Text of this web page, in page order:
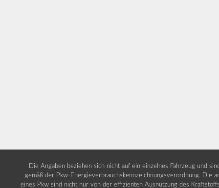
Die Angaben beziehen sich nicht auf ein einzelnes Fahrzeug und
gemäß der Pkw-Energieverbrauchskennzeichnungsverordnung. Die
eines Pkw sind nicht nur von der effizienten Ausnutzung des